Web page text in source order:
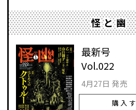
怪と幽
最新号
Vol.022
4月27日 発売
購入